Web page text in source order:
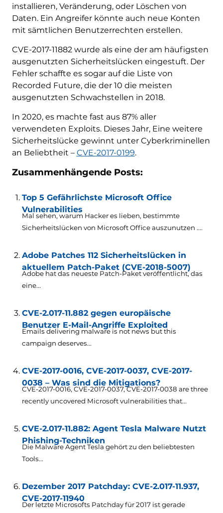
installieren, Veränderung, oder Löschen von
Daten. Ein Angreifer könnte auch neue Konten
mit sämtlichen Benutzerrechten erstellen.
CVE-2017-11882 wurde als eine der am häufigsten
ausgenutzten Sicherheitslücken eingestuft. Der
Fehler schaffte es sogar auf die Liste von
Recorded Future, die der 10 die meisten
ausgenutzten Schwachstellen in 2018.
In 2020, es machte fast aus 87% aller
verwendeten Exploits. Dieses Jahr, Eine weitere
Sicherheitslücke gewinnt unter Cyberkriminellen
an Beliebtheit – CVE-2017-0199.
Zusammenhängende Posts:
Top 5 Gefährlichste Microsoft Office
Vulnerabilities
Mal sehen, warum Hacker es lieben, bestimmte
Sicherheitslücken von Microsoft Office auszunutzen ....
Adobe Patches 112 Sicherheitslücken in
aktuellem Patch-Paket (CVE-2018-5007)
Adobe hat das neueste Patch-Paket veröffentlicht, das
eine...
CVE-2.017-11.882 gegen europäische
Benutzer E-Mail-Angriffe Exploited
Emails delivering malware is not news but this
campaign deserves...
CVE-2017-0016, CVE-2017-0037, CVE-2017-
0038 – Was sind die Mitigations?
CVE-2017-0016, CVE-2017-0037,CVE-2017-0038 are three
recently uncovered Microsoft vulnerabilities that...
CVE-2.017-11.882: Agent Tesla Malware Nutzt
Phishing-Techniken
Die Malware Agent Tesla gehört zu den beliebtesten
Tools...
Dezember 2017 Patchday: CVE-2.017-11.937,
CVE-2017-11940
Der letzte Microsofts Patchday für 2017 ist gerade